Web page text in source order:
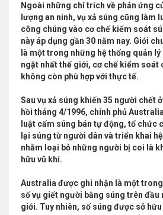
Ngoài những chỉ trích về phản ứng
lượng an ninh, vụ xả súng cũng làm
công chúng vào cơ chế kiểm soát
này áp dụng gần 30 năm nay. Giới
là một trong những hệ thống quản
ngặt nhất thế giới, cơ chế kiểm soát
không còn phù hợp với thực tế.
Sau vụ xả súng khiến 35 người chết
hồi tháng 4/1996, chính phủ
luật cấm súng bán tự động, tổ chức
lại súng từ người dân và triển khai
nhằm loại bỏ những người bị coi là
hữu vũ khí.
Australia được ghi nhận là một
số vụ giết người bằng súng trên đầu
giới. Tuy nhiên, số súng được sở